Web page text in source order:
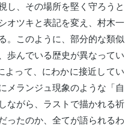
し、その場所を堅く守ろうと
オツキと表記を変え、村木一
。このように、部分的な類似
歩んでいる歴史が異なってい
よって、にわかに接近してい
メランジュ現象のような「自
ながら、ラストで描かれる祈
ったのか、全てが語られるわ